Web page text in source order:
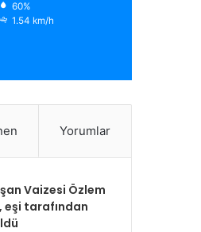
60%
1.54 km/h
Yorumlar
Vaizesi Özlem
eşi tarafından